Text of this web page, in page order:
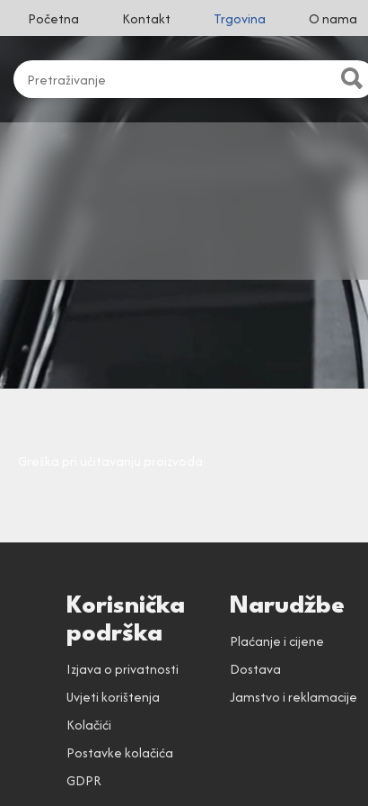
Početna Kontakt Trgovina O nama
Korisnička
podrška
Izjava o privatnosti
Uvjeti korištenja
Kolačići
Postavke kolačića
GDPR
Narudžbe
Plaćanje i cijene
Dostava
Jamstvo i reklamacije